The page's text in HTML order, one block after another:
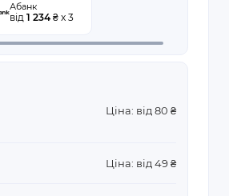
Абанк
від 1 234 ₴ x 3
Ціна: від 80 ₴
Ціна: від 49 ₴